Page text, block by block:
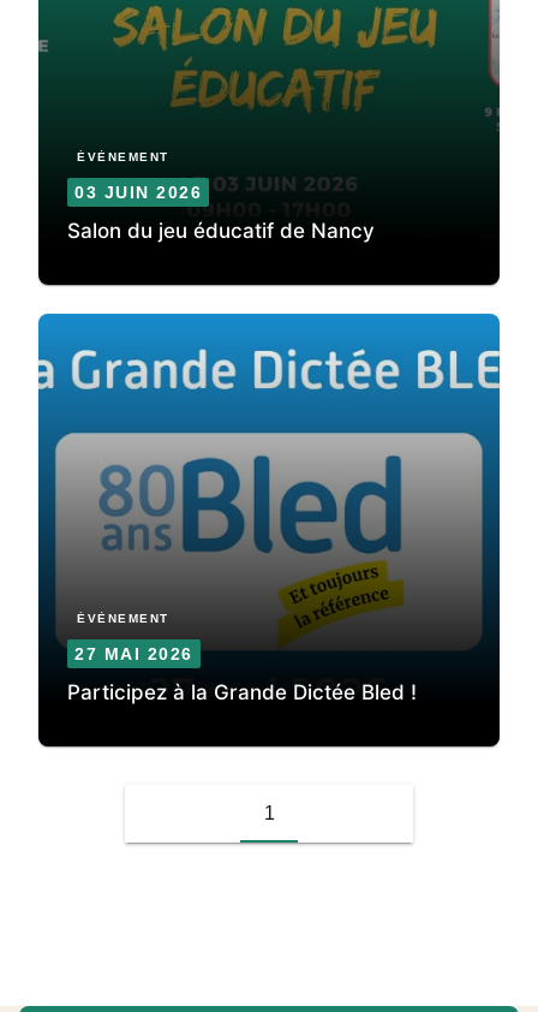
ÉVÈNEMENT
03 JUIN 2026
Salon du jeu éducatif de Nancy
ÉVÈNEMENT
27 MAI 2026
Participez à la Grande Dictée Bled !
1